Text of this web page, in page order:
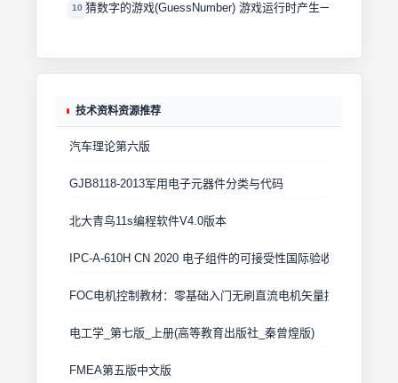
10 猜数字的游戏(GuessNumber) 游戏运行时产生一个0－1000
技术资料资源推荐
汽车理论第六版
GJB8118-2013军用电子元器件分类与代码
北大青鸟11s编程软件V4.0版本
IPC-A-610H CN 2020 电子组件的可接受性国际验收标准
FOC电机控制教材：零基础入门无刷直流电机矢量控制技术 上
电工学_第七版_上册(高等教育出版社_秦曾煌版)
FMEA第五版中文版